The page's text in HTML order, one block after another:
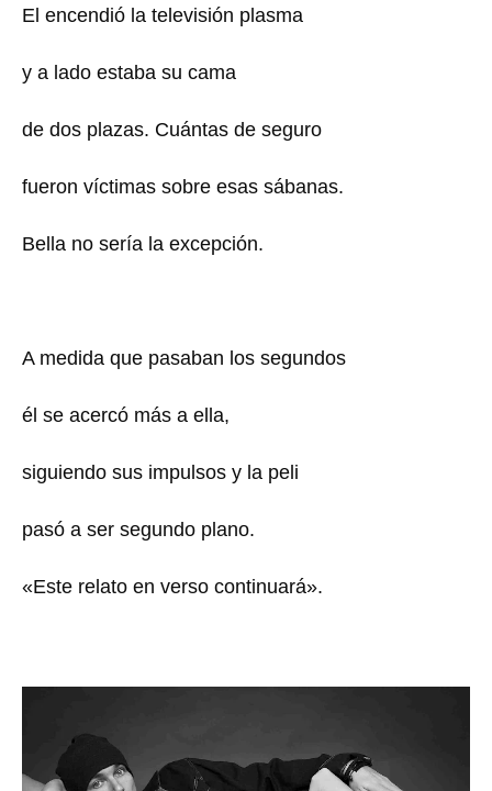
El encendió la televisión plasma
y a lado estaba su cama
de dos plazas. Cuántas de seguro
fueron víctimas sobre esas sábanas.
Bella no sería la excepción.
A medida que pasaban los segundos
él se acercó más a ella,
siguiendo sus impulsos y la peli
pasó a ser segundo plano.
«Este relato en verso continuará».